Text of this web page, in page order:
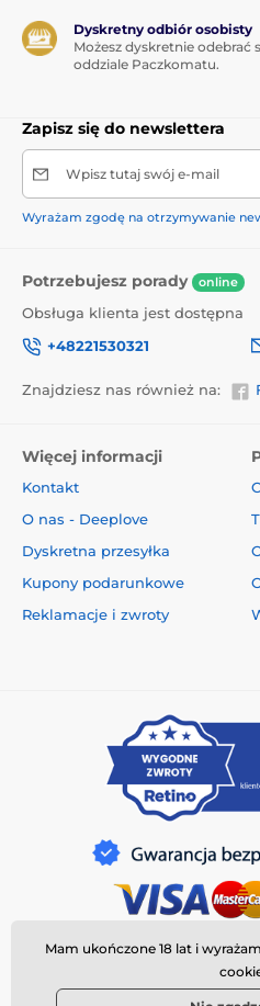
Dyskretny odbiór osobisty
Możesz dyskretnie
oddziale Paczkomatu.
Zapisz się do newslettera
Wpisz tutaj swój e-mail
Wyrażam zgodę na otrzymywanie
Potrzebujesz porady online
Obsługa klienta jest dostępna
+48221530321
Znajdziesz nas również na:
Więcej informacji
Kontakt
O nas - Deeplove
Dyskretna przesyłka
Kupony podarunkowe
Reklamacje i zwroty
Mam ukończone 18 lat i